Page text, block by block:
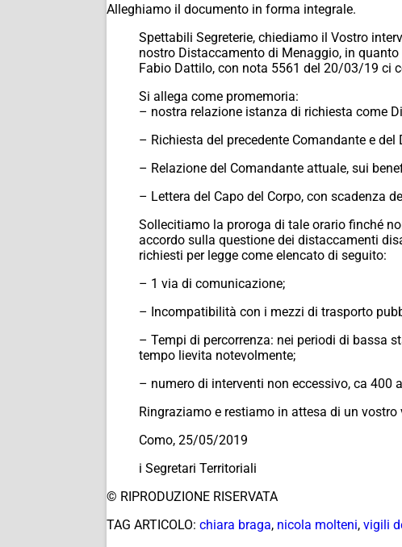
Alleghiamo il documento in forma integrale.
Spettabili Segreterie, chiediamo il Vostro
nostro Distaccamento di Menaggio, in
Fabio Dattilo, con nota 5561 del 20/03/19 ci
Si allega come promemoria:
– nostra relazione istanza di richiesta come
– Richiesta del precedente Comandante e
– Relazione del Comandante attuale, sui
– Lettera del Capo del Corpo, con scadenza
Sollecitiamo la proroga di tale orario finché
accordo sulla questione dei distaccamenti
richiesti per legge come elencato di seguito:
– 1 via di comunicazione;
– Incompatibilità con i mezzi di trasporto
– Tempi di percorrenza: nei periodi di bassa
tempo lievita notevolmente;
– numero di interventi non eccessivo, ca 400
Ringraziamo e restiamo in attesa di un vostro
Como, 25/05/2019
i Segretari Territoriali
© RIPRODUZIONE RISERVATA
TAG ARTICOLO: chiara braga, nicola molteni, vigili